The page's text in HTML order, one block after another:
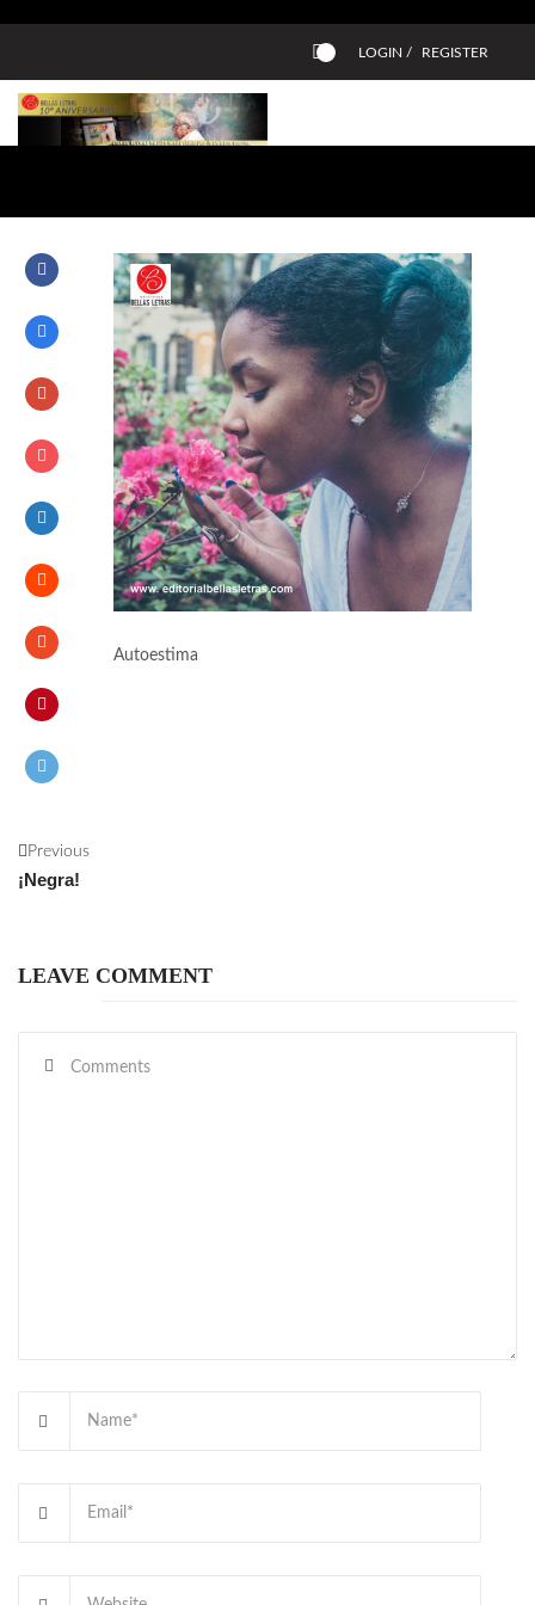
LOGIN / REGISTER
Autoestima
Previous
¡Negra!
LEAVE COMMENT